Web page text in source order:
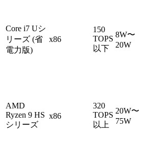
Core i7 Uシ
リーズ (省
電力版)
x86
150
TOPS
以下
8W〜
20W
AMD
Ryzen 9 HS
シリーズ
x86
320
TOPS
以上
20W〜
75W